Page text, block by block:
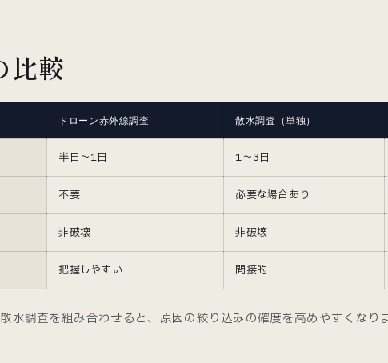
比較
ドローン赤外線調査 散水調査（単独）
半日〜1日 1〜3日
不要 必要な場合あり
非破壊 非破壊
把握しやすい 間接的
水調査を組み合わせると、原因の絞り込みの確度を高めやすくなりま